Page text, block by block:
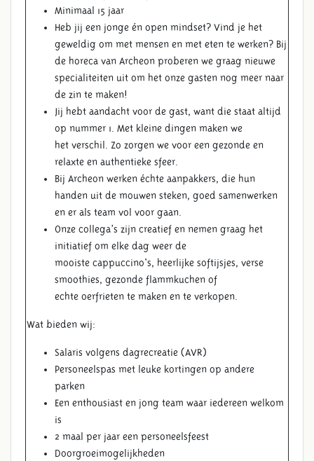
Minimaal 15 jaar
Heb jij een jonge én open mindset? Vind je het
geweldig om met mensen en met eten te werken? Bij
de horeca van Archeon proberen we graag nieuwe
specialiteiten uit om het onze gasten nog meer naar
de zin te maken!
Jij hebt aandacht voor de gast, want die staat altijd
op nummer 1. Met kleine dingen maken we
het verschil. Zo zorgen we voor een gezonde en
relaxte en authentieke sfeer.
Bij Archeon werken échte aanpakkers, die hun
handen uit de mouwen steken, goed samenwerken
en er als team vol voor gaan.
Onze collega’s zijn creatief en nemen graag het
initiatief om elke dag weer de
mooiste cappuccino's, heerlijke softijsjes, verse
smoothies, gezonde flammkuchen of
echte oerfrieten te maken en te verkopen.
Wat bieden wij:
Salaris volgens dagrecreatie (AVR)
Personeelspas met leuke kortingen op andere
parken
Een enthousiast en jong team waar iedereen welkom
is
2 maal per jaar een personeelsfeest
Doorgroeimogelijkheden